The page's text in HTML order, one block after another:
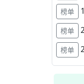
榜单
榜单
榜单